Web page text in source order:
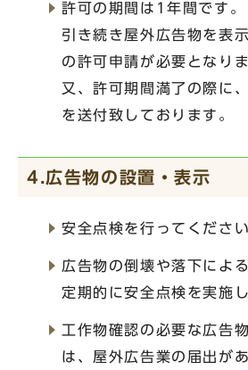
許可の期間は1年間です。
引き続き屋外広告物を表
の許可申請が必要となりま
又、許可期間満了の際に
を送付致しております。
4.広告物の設置・表示
安全点検を行ってください
広告物の倒壊や落下によ
定期的に安全点検を実施
工作物確認の必要な広告
は、屋外広告業の届出が